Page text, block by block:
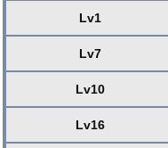
Lv1
Lv7
Lv10
Lv16